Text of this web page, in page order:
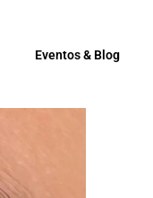
Eventos & Blog